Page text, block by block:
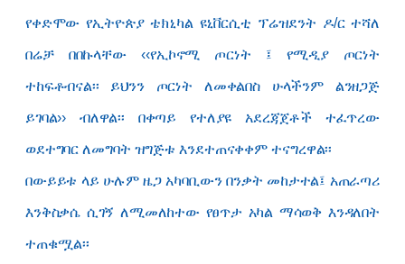
የቀድሞው የኢትዮጵያ ቴክኒካል ዩኒቨርሲቲ ፕሬዝደንት ዶ/ር ተሻለ
በሬቻ በበኩላቸው ‹‹የኢኮኖሚ ጦርነት ፤ የሚዲያ ጦርነት
ተከፍቶብናል፡፡ ይህንን ጦርነት ለመቀልበስ ሁላችንም ልንዘጋጅ
ይገባል›› ብለዋል፡፡ በቀጣይ የተለያዩ አደረጃጀቶች ተፈጥረው
ወደተግባር ለመግባት ዝግጅቱ እንደተጠናቀቀም ተናግረዋል፡፡
በውይይቱ ላይ ሁሉም ዜጋ አካባቢውን በንቃት መከታተል፤ አጠራጣሪ
እንቅስቃሴ ሲገኝ ለሚመለከተው የፀጥታ አካል ማሳወቅ እንዳለበት
ተጠቁሟል፡፡